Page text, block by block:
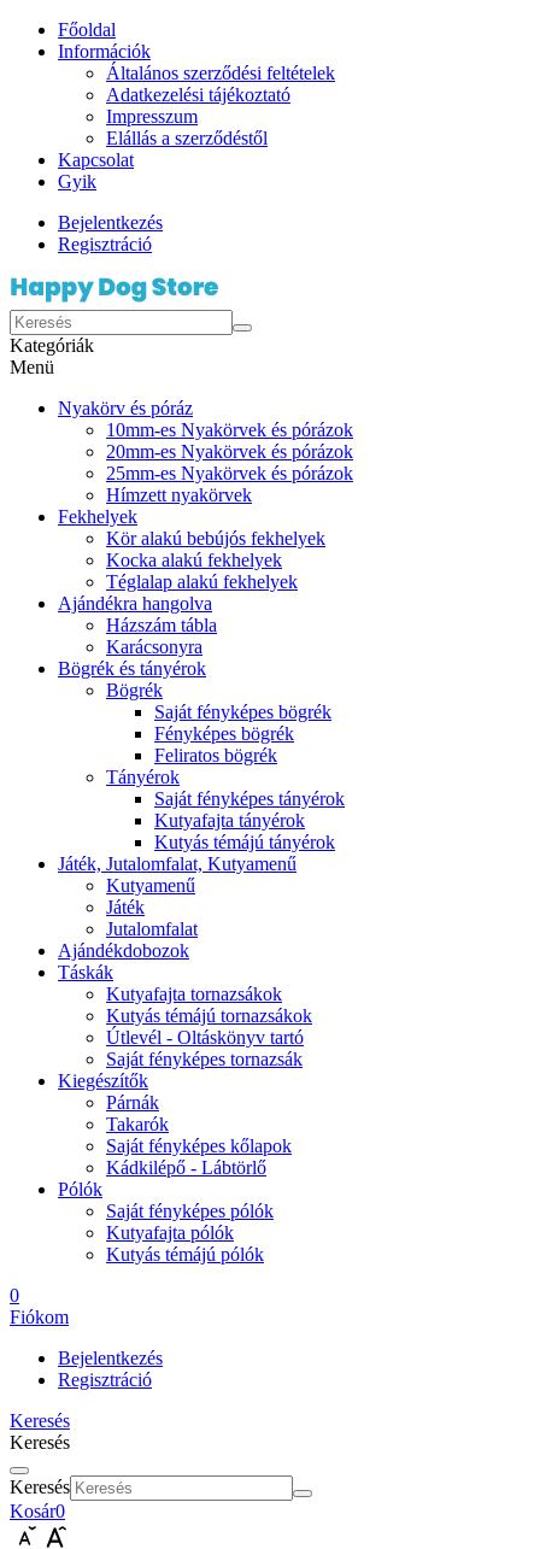
Főoldal
Információk
Általános szerződési feltételek
Adatkezelési tájékoztató
Impresszum
Elállás a szerződéstől
Kapcsolat
Gyik
Bejelentkezés
Regisztráció
Kategóriák
Menü
Nyakörv és póráz
10mm-es Nyakörvek és pórázok
20mm-es Nyakörvek és pórázok
25mm-es Nyakörvek és pórázok
Hímzett nyakörvek
Fekhelyek
Kör alakú bebújós fekhelyek
Kocka alakú fekhelyek
Téglalap alakú fekhelyek
Ajándékra hangolva
Házszám tábla
Karácsonyra
Bögrék és tányérok
Bögrék
Saját fényképes bögrék
Fényképes bögrék
Feliratos bögrék
Tányérok
Saját fényképes tányérok
Kutyafajta tányérok
Kutyás témájú tányérok
Játék, Jutalomfalat, Kutyamenű
Kutyamenű
Játék
Jutalomfalat
Ajándékdobozok
Táskák
Kutyafajta tornazsákok
Kutyás témájú tornazsákok
Útlevél - Oltáskönyv tartó
Saját fényképes tornazsák
Kiegészítők
Párnák
Takarók
Saját fényképes kőlapok
Kádkilépő - Lábtörlő
Pólók
Saját fényképes pólók
Kutyafajta pólók
Kutyás témájú pólók
0
Fiókom
Bejelentkezés
Regisztráció
Keresés
Keresés
Keresés
Kosár0